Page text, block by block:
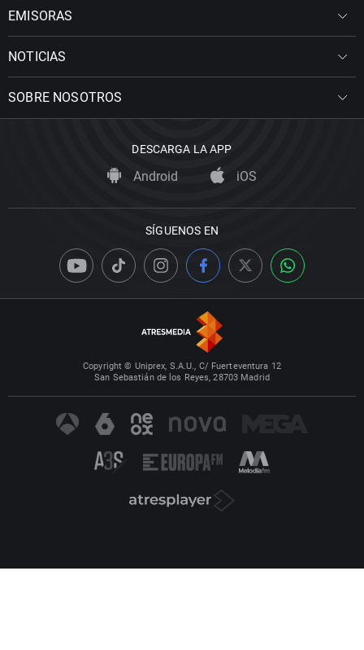
EMISORAS
NOTICIAS
SOBRE NOSOTROS
DESCARGA LA APP
Android iOS
SÍGUENOS EN
Copyright © Uniprex, S.A.U., C/ Fuerteventura 12
San Sebastián de los Reyes, 28703 Madrid